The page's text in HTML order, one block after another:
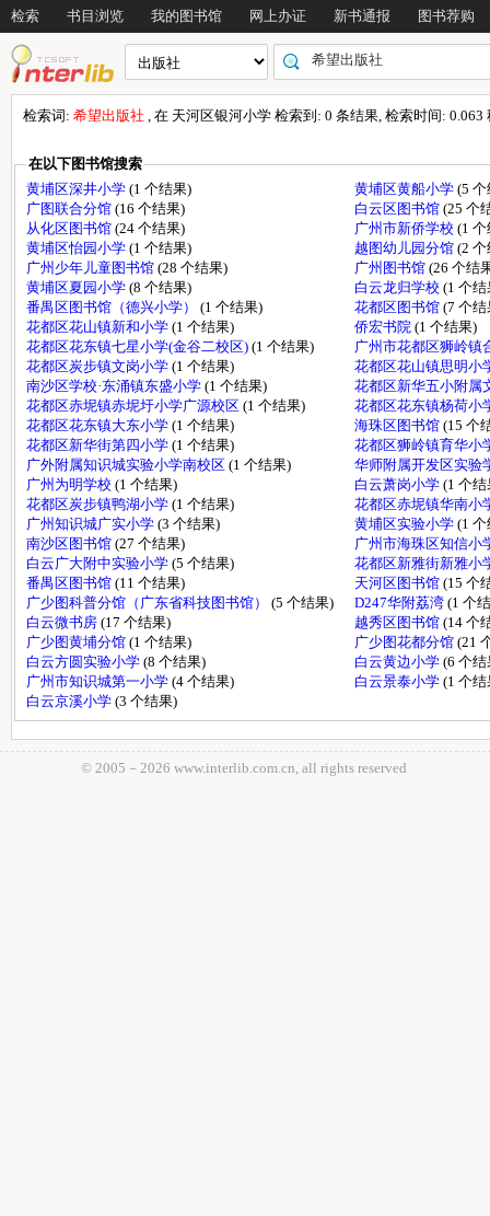
检索 书目浏览 我的图书馆 网上办证 新书通报 图书荐购
检索词: 希望出版社 , 在 天河区银河小学 检索到: 0 条结果, 检索时间: 0.063
在以下图书馆搜索
黄埔区深井小学 (1 个结果) 黄埔区黄船小学 (5
广图联合分馆 (16 个结果) 白云区图书馆 (25 个
从化区图书馆 (24 个结果) 广州市新侨学校 (1
黄埔区怡园小学 (1 个结果) 越图幼儿园分馆 (2
广州少年儿童图书馆 (28 个结果) 广州图书馆 (26 个结
黄埔区夏园小学 (8 个结果) 白云龙归学校 (1 个结
番禺区图书馆（德兴小学） (1 个结果) 花都区图书馆 (7 个结
花都区花山镇新和小学 (1 个结果) 侨宏书院 (1 个结果)
花都区花东镇七星小学(金谷二校区) (1 个结果)
广州市花都区狮岭镇
花都区炭步镇文岗小学 (1 个结果)
花都区花山镇思明小
南沙区学校·东涌镇东盛小学 (1 个结果)
花都区新华五小附属
花都区赤坭镇赤坭圩小学广源校区 (1 个结果)
花都区花东镇杨荷小
花都区花东镇大东小学 (1 个结果) 海珠区图书馆 (15 个
花都区新华街第四小学 (1 个结果)
花都区狮岭镇育华小
广外附属知识城实验小学南校区 (1 个结果)
华师附属开发区实验
广州为明学校 (1 个结果) 白云萧岗小学 (1 个结
花都区炭步镇鸭湖小学 (1 个结果)
花都区赤坭镇华南小
广州知识城广实小学 (3 个结果) 黄埔区实验小学 (1
南沙区图书馆 (27 个结果)
广州市海珠区知信小
白云广大附中实验小学 (5 个结果)
花都区新雅街新雅小
番禺区图书馆 (11 个结果) 天河区图书馆 (15 个
广少图科普分馆（广东省科技图书馆） (5 个结果) D247华附荔湾 (1 个
白云微书房 (17 个结果) 越秀区图书馆 (14 个
广少图黄埔分馆 (1 个结果) 广少图花都分馆 (21
白云方圆实验小学 (8 个结果) 白云黄边小学 (6 个结
广州市知识城第一小学 (4 个结果) 白云景泰小学 (1 个结
白云京溪小学 (3 个结果)
© 2005－ 2026 www.interlib.com.cn, all rights reserved